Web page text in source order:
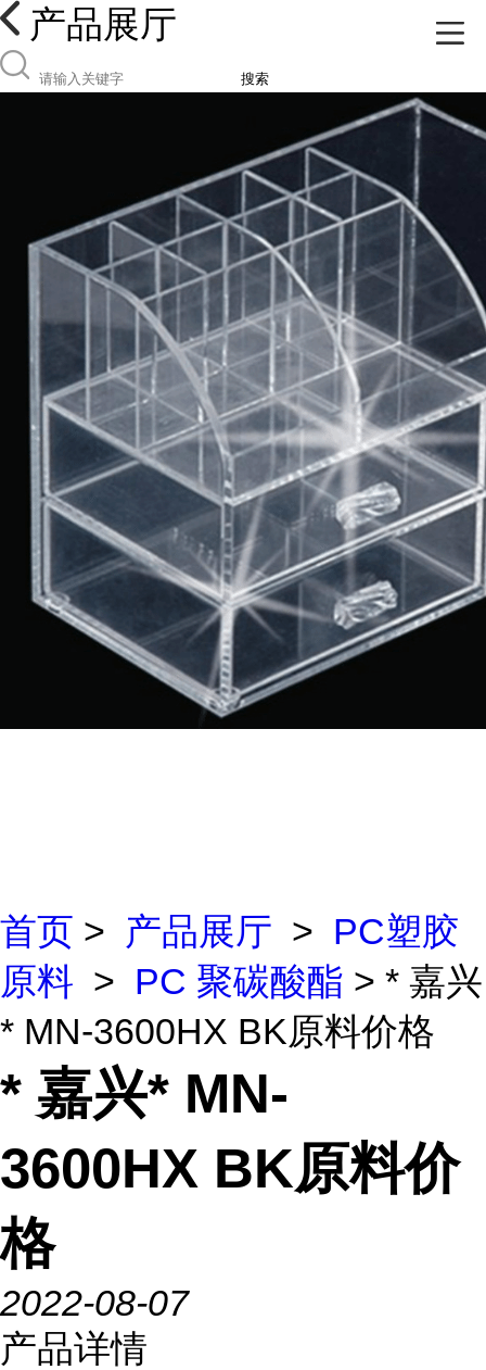
产品展厅
搜索
首页 > 产品展厅 > PC塑胶
原料 > PC 聚碳酸酯 > * 嘉兴
* MN-3600HX BK原料价格
* 嘉兴* MN-
3600HX BK原料价
格
2022-08-07
产品详情